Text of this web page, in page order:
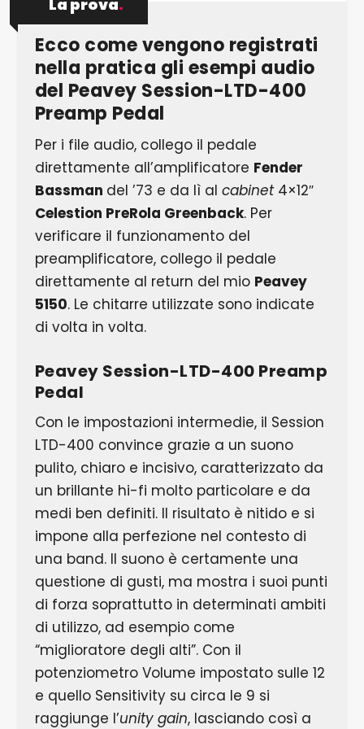
La prova.
Ecco come vengono registrati
nella pratica gli esempi audio
del Peavey Session-LTD-400
Preamp Pedal
Per i file audio, collego il pedale
direttamente all’amplificatore Fender
Bassman del ’73 e da lì al cabinet 4×12″
Celestion PreRola Greenback. Per
verificare il funzionamento del
preamplificatore, collego il pedale
direttamente al return del mio Peavey
5150. Le chitarre utilizzate sono indicate
di volta in volta.
Peavey Session-LTD-400 Preamp
Pedal
Con le impostazioni intermedie, il Session
LTD-400 convince grazie a un suono
pulito, chiaro e incisivo, caratterizzato da
un brillante hi-fi molto particolare e da
medi ben definiti. Il risultato è nitido e si
impone alla perfezione nel contesto di
una band. Il suono è certamente una
questione di gusti, ma mostra i suoi punti
di forza soprattutto in determinati ambiti
di utilizzo, ad esempio come
“miglioratore degli alti”. Con il
potenziometro Volume impostato sulle 12
e quello Sensitivity su circa le 9 si
raggiunge l’unity gain, lasciando così a